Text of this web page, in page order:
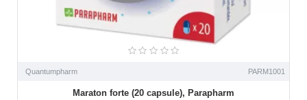
Quantumpharm PARM1001
Maraton forte (20 capsule), Parapharm